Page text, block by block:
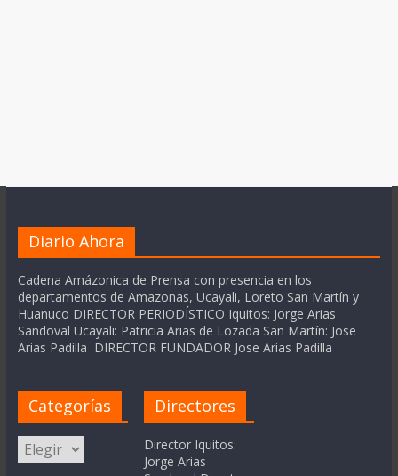
Diario Ahora
Cadena Amázonica de Prensa con presencia en los
departamentos de Amazonas, Ucayali, Loreto San Martín y
Huanuco DIRECTOR PERIODÍSTICO Iquitos: Jorge Arias
Sandoval Ucayali: Patricia Arias de Lozada San Martín: Jose
Arias Padilla DIRECTOR FUNDADOR Jose Arias Padilla
Categorías
Categorías
Directores
Director Iquitos:
Jorge Arias